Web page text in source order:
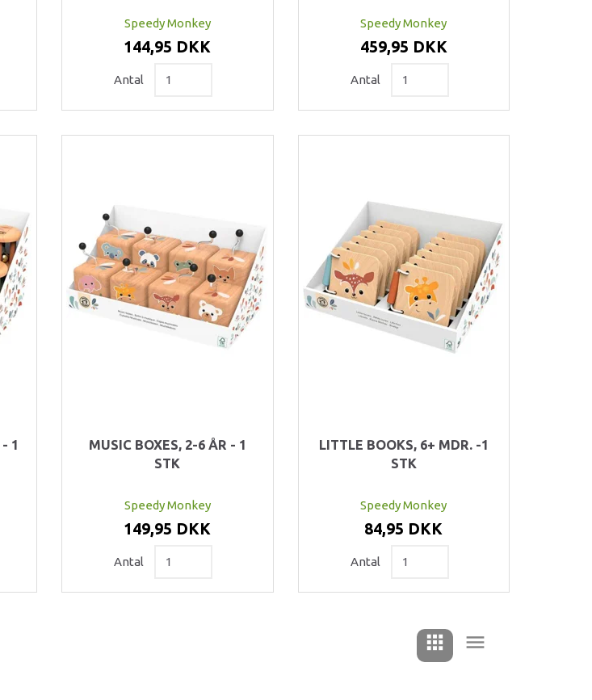
Speedy Monkey
144,95 DKK
Antal
Speedy Monkey
459,95 DKK
Antal
1
MUSIC BOXES, 2-6 ÅR - 1
STK
Speedy Monkey
149,95 DKK
Antal
LITTLE BOOKS, 6+ MDR. -1
STK
Speedy Monkey
84,95 DKK
Antal